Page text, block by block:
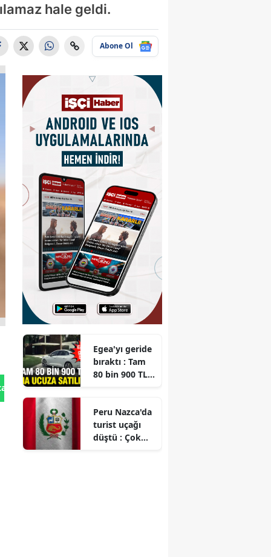
hale geldi.
Abone Ol
Gönder
Egea'yı geride
bıraktı : Tam
80 bin 900 TL
Peru Nazca'da
turist uçağı
düştü : Çok